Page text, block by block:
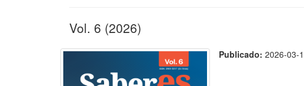
Vol. 6 (2026)
Publicado:2026-03-